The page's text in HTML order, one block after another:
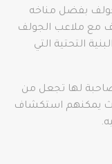
تقريبًا للجولف بفضل مناخه
مع ملاعب الجولف
التحتية التي
لها تجعل من
يمكنهم استكشاف